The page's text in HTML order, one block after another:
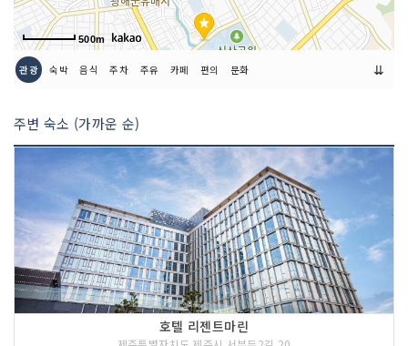
500m
관광 숙박 음식 주차 주유 카페 편의 문화 ⇊
주변 숙소 (가까운 순)
호텔 리젠트마린